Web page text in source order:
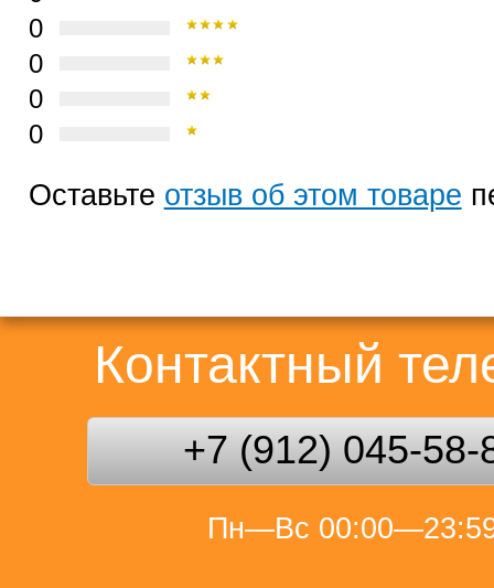
0
0
0
0
Оставьте отзыв об этом товаре
Контактный
+7 (912) 045-58-
Пн—Вс